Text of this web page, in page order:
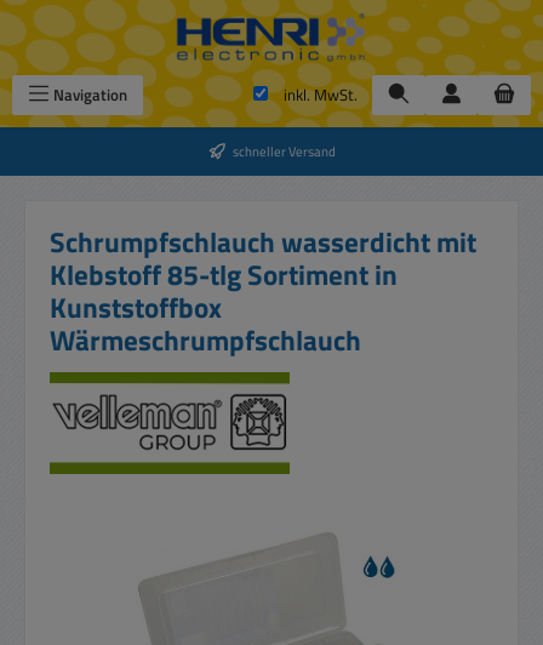
Zum Hauptinhalt springen
Navigation inkl. MwSt.
schneller Versand
Schrumpfschlauch wasserdicht mit
Klebstoff 85-tlg Sortiment in
Kunststoffbox
Wärmeschrumpfschlauch